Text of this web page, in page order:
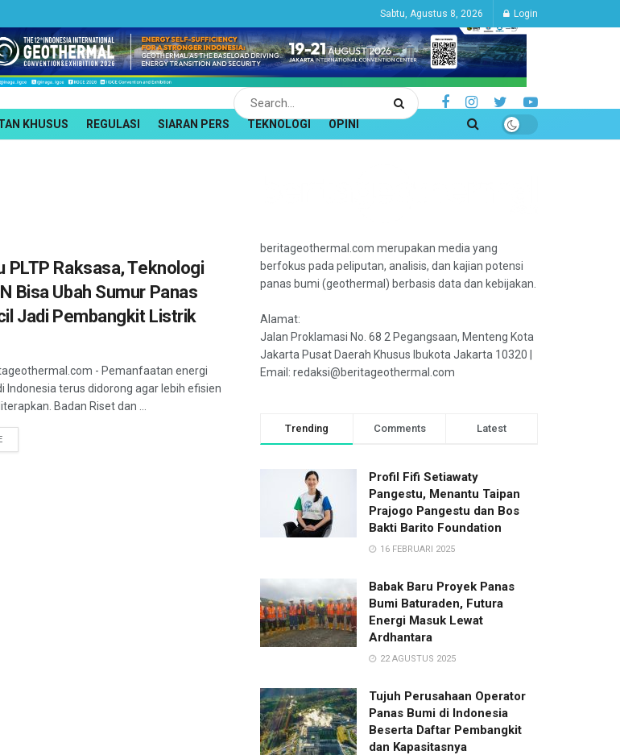
Sabtu, Agustus 8, 2026 Login
KHUSUS REGULASI SIARAN PERS TEKNOLOGI OPINI
PLTP Raksasa, Teknologi
Bisa Ubah Sumur Panas
Jadi Pembangkit Listrik
- Pemanfaatan energi
Indonesia terus didorong agar lebih efisien
Badan Riset dan ...
beritageothermal.com merupakan media yang
berfokus pada peliputan, analisis, dan kajian potensi
panas bumi (geothermal) berbasis data dan kebijakan.
Alamat:
Jalan Proklamasi No. 68 2 Pegangsaan, Menteng Kota
Jakarta Pusat Daerah Khusus Ibukota Jakarta 10320 |
Email: redaksi@beritageothermal.com
Trending Comments Latest
Profil Fifi Setiawaty
Pangestu, Menantu Taipan
Prajogo Pangestu dan Bos
Bakti Barito Foundation
16 FEBRUARI 2025
Babak Baru Proyek Panas
Bumi Baturaden, Futura
Energi Masuk Lewat
Ardhantara
22 AGUSTUS 2025
Tujuh Perusahaan Operator
Panas Bumi di Indonesia
Beserta Daftar Pembangkit
dan Kapasitasnya